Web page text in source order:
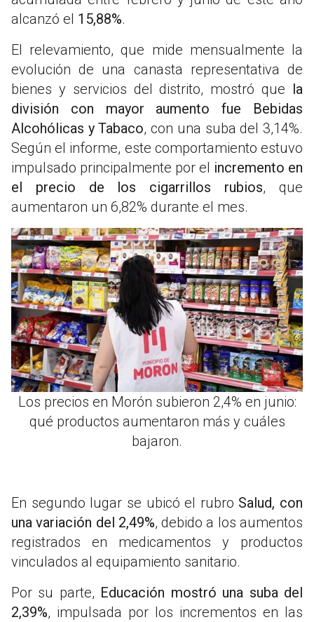
alcanzó el 15,88%.
El relevamiento, que mide mensualmente la
evolución de una canasta representativa de
bienes y servicios del distrito, mostró que la
división con mayor aumento fue Bebidas
Alcohólicas y Tabaco, con una suba del 3,14%.
Según el informe, este comportamiento estuvo
impulsado principalmente por el incremento en
el precio de los cigarrillos rubios, que
aumentaron un 6,82% durante el mes.
Los precios en Morón subieron 2,4% en junio:
qué productos aumentaron más y cuáles
bajaron.
En segundo lugar se ubicó el rubro Salud, con
una variación del 2,49%, debido a los aumentos
registrados en medicamentos y productos
vinculados al equipamiento sanitario.
Por su parte, Educación mostró una suba del
2,39%, impulsada por los incrementos en las